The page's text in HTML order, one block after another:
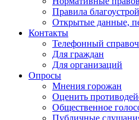
Правила
Открытые данные,
Контакты
Телефонный
Для граждан
Для организаций
Опросы
Мнения горожан
Оценить
Общественное
Публичные